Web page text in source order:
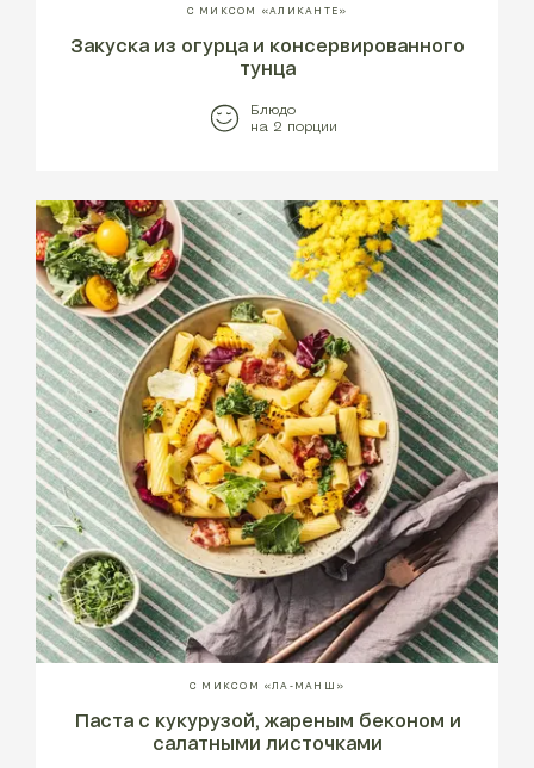
С МИКСОМ «АЛИКАНТЕ»
Закуска из огурца и консервированного
тунца
Блюдо
на 2 порции
С МИКСОМ «ЛА-МАНШ»
Паста с кукурузой, жареным беконом и
салатными листочками